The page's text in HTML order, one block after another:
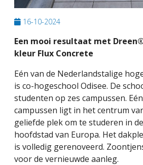
16-10-2024
Een mooi resultaat met
kleur Flux Concrete
Eén van de Nederlandstalige
is co-hogeschool Odisee. De
studenten op zes campussen.
campussen ligt in het centrum
geliefde plek om te studeren in
hoofdstad van Europa. Het
is volledig gerenoveerd.
voor de vernieuwde aanleg.